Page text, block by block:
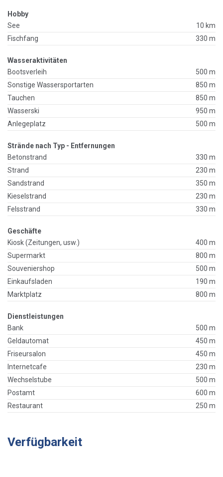
Hobby
See
10 km
Fischfang
330 m
Wasseraktivitäten
Bootsverleih
500 m
Sonstige Wassersportarten
850 m
Tauchen
850 m
Wasserski
950 m
Anlegeplatz
500 m
Strände nach Typ - Entfernungen
Betonstrand
330 m
Strand
230 m
Sandstrand
350 m
Kieselstrand
230 m
Felsstrand
330 m
Geschäfte
Kiosk (Zeitungen, usw.)
400 m
Supermarkt
800 m
Souveniershop
500 m
Einkaufsladen
190 m
Marktplatz
800 m
Dienstleistungen
Bank
500 m
Geldautomat
450 m
Friseursalon
450 m
Internetcafe
230 m
Wechselstube
500 m
Postamt
600 m
Restaurant
250 m
Verfügbarkeit